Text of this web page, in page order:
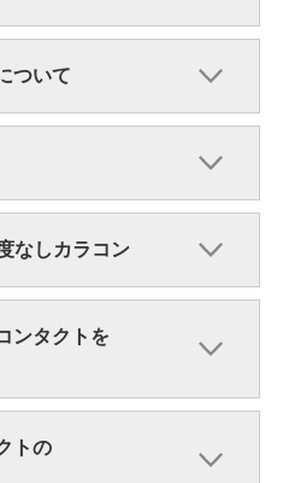
ついて
なしカラコン
ンタクトを
トの